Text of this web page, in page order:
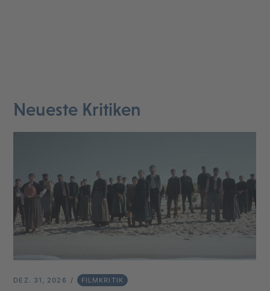
Neueste Kritiken
DEZ. 31, 2026 FILMKRITIK